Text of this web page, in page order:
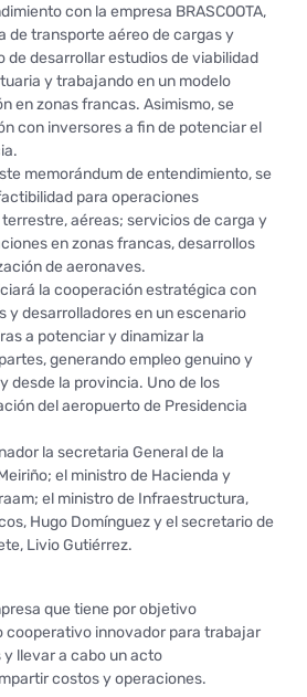
con la empresa BRASCOOTA,
de transporte aéreo de cargas y
de desarrollar estudios de viabilidad
y trabajando en un modelo
en zonas francas. Asimismo, se
con inversores a fin de potenciar el
memorándum de entendimiento, se
para operaciones
aéreas; servicios de carga y
en zonas francas, desarrollos
de aeronaves.
la cooperación estratégica con
y desarrolladores en un escenario
a potenciar y dinamizar la
generando empleo genuino y
desde la provincia. Uno de los
del aeropuerto de Presidencia
la secretaria General de la
el ministro de Hacienda y
el ministro de Infraestructura,
Hugo Domínguez y el secretario de
Livio Gutiérrez.
que tiene por objetivo
cooperativo innovador para trabajar
llevar a cabo un acto
costos y operaciones.